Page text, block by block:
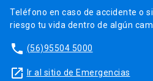
Teléfono en caso de accidente o
riesgo tu vida dentro de algún
phone (56)95504 5000
launch Ir al sitio de Emergencias